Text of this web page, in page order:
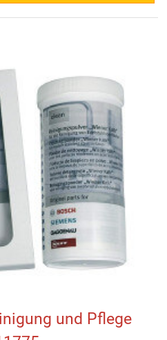
und Pflege